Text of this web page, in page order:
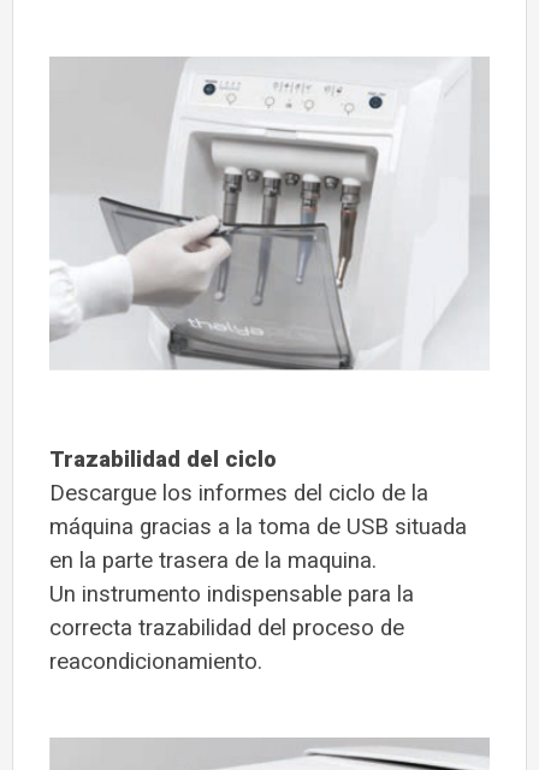
Trazabilidad del ciclo
Descargue los informes del ciclo de la
máquina gracias a la toma de USB situada
en la parte trasera de la maquina.
Un instrumento indispensable para la
correcta trazabilidad del proceso de
reacondicionamiento.